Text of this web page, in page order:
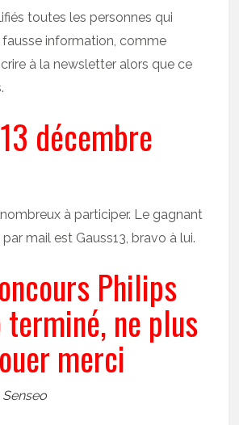
toutes les personnes qui
information, comme
à la newsletter alors que ce
décembre
à participer. Le gagnant
par mail est Gauss13, bravo à lui.
Philips
terminé, ne plus
merci
Senseo